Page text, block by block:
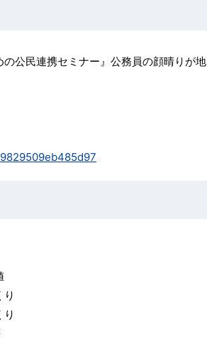
公民連携セミナー』公務員の顔晴りが地